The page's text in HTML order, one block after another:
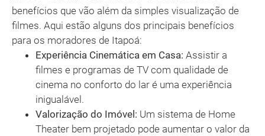
benefícios que vão além da simples visualização de
filmes. Aqui estão alguns dos principais benefícios
para os moradores de Itapoá:
Experiência Cinemática em Casa: Assistir a
filmes e programas de TV com qualidade de
cinema no conforto do lar é uma experiência
inigualável.
Valorização do Imóvel: Um sistema de Home
Theater bem projetado pode aumentar o valor da